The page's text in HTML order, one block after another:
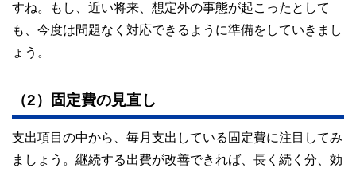
すね。もし、近い将来、想定外の事態が起こったとして
も、今度は問題なく対応できるように準備をしていきまし
ょう。
（2）固定費の見直し
支出項目の中から、毎月支出している固定費に注目してみ
ましょう。継続する出費が改善できれば、長く続く分、効